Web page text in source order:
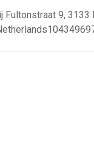
Fultonstraat 9, 3133